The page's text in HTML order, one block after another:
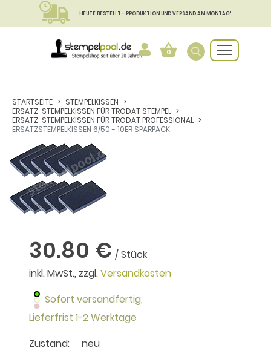
HEUTE BESTELLT - PRODUKTION UND VERSAND AM MONTAG!
0
STARTSEITE
STEMPELKISSEN
ERSATZ-STEMPELKISSEN FÜR TRODAT STEMPEL
ERSATZ-STEMPELKISSEN FÜR TRODAT PROFESSIONAL
ERSATZSTEMPELKISSEN 6/50 - 10ER SPARPACK
30.80 € / Stück
inkl. MwSt., zzgl.Versandkosten
Sofort versandfertig,
Lieferfrist 1-2 Werktage
Zustand:
neu